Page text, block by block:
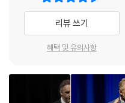
리뷰 쓰기
혜택 및 유의사항